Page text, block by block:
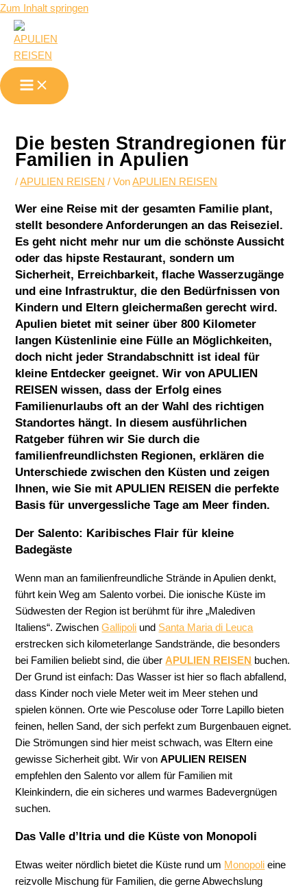
Zum Inhalt springen
Die besten Strandregionen für
Familien in Apulien
/APULIEN REISEN / VonAPULIEN REISEN
Wer eine Reise mit der gesamten Familie plant,
stellt besondere Anforderungen an das Reiseziel.
Es geht nicht mehr nur um die schönste Aussicht
oder das hipste Restaurant, sondern um
Sicherheit, Erreichbarkeit, flache Wasserzugänge
und eine Infrastruktur, die den Bedürfnissen von
Kindern und Eltern gleichermaßen gerecht wird.
Apulien bietet mit seiner über 800 Kilometer
langen Küstenlinie eine Fülle an Möglichkeiten,
doch nicht jeder Strandabschnitt ist ideal für
kleine Entdecker geeignet. Wir von APULIEN
REISEN wissen, dass der Erfolg eines
Familienurlaubs oft an der Wahl des richtigen
Standortes hängt. In diesem ausführlichen
Ratgeber führen wir Sie durch die
familienfreundlichsten Regionen, erklären die
Unterschiede zwischen den Küsten und zeigen
Ihnen, wie Sie mit APULIEN REISEN die perfekte
Basis für unvergessliche Tage am Meer finden.
Der Salento: Karibisches Flair für kleine
Badegäste
Wenn man an familienfreundliche Strände in Apulien denkt,
führt kein Weg am Salento vorbei. Die ionische Küste im
Südwesten der Region ist berühmt für ihre „Malediven
Italiens“. ZwischenGallipoli und Santa Maria di Leuca
erstrecken sich kilometerlange Sandstrände, die besonders
bei Familien beliebt sind, die über APULIEN REISEN buchen.
Der Grund ist einfach: Das Wasser ist hier so flach abfallend,
dass Kinder noch viele Meter weit im Meer stehen und
spielen können. Orte wie Pescoluse oder Torre Lapillo bieten
feinen, hellen Sand, der sich perfekt zum Burgenbauen eignet.
Die Strömungen sind hier meist schwach, was Eltern eine
gewisse Sicherheit gibt. Wir vonAPULIEN REISEN
empfehlen den Salento vor allem für Familien mit
Kleinkindern, die ein sicheres und warmes Badevergnügen
suchen.
Das Valle d’Itria und die Küste von Monopoli
Etwas weiter nördlich bietet die Küste rund um Monopoli eine
reizvolle Mischung für Familien, die gerne Abwechslung